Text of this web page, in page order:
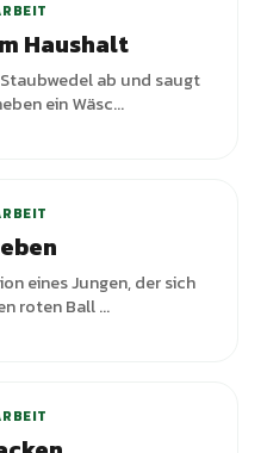
Haushalt
ab und saugt
ein Wäsc...
eines Jungen, der sich
roten Ball ...